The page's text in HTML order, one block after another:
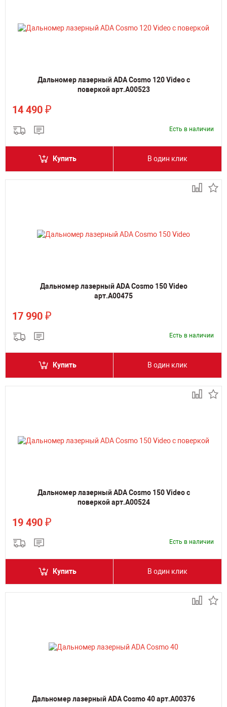
Дальномер лазерный ADA Cosmo 120 Video с
поверкой арт.А00523
14 490 ₽
Есть в наличии
Купить В один клик
Дальномер лазерный ADA Cosmo 150 Video
арт.А00475
17 990 ₽
Есть в наличии
Купить В один клик
Дальномер лазерный ADA Cosmo 150 Video с
поверкой арт.А00524
19 490 ₽
Есть в наличии
Купить В один клик
Дальномер лазерный ADA Cosmo 40 арт.А00376